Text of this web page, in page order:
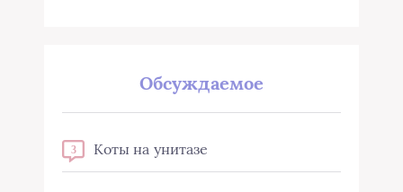
Обсуждаемое
3 Коты на унитазе